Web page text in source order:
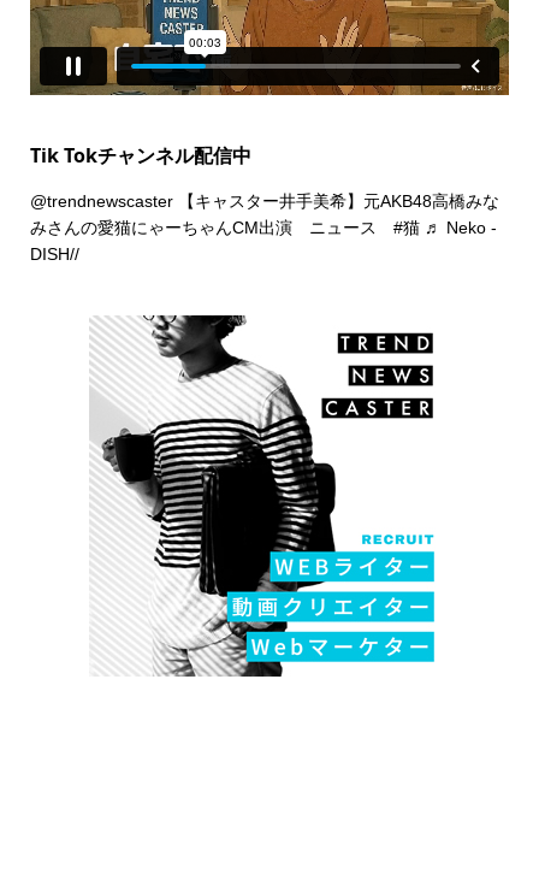
Tik Tokチャンネル配信中
@trendnewscaster【キャスター井手美希】元AKB48高橋みな
みさんの愛猫にゃーちゃんCM出演 ニュース #猫 ♬ Neko -
DISH//